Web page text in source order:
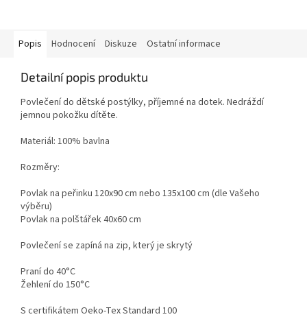
Popis Hodnocení Diskuze Ostatní informace
Detailní popis produktu
Povlečení do dětské postýlky, příjemné na dotek. Nedráždí
jemnou pokožku dítěte.
Materiál: 100% bavlna
Rozměry:
Povlak na peřinku 120x90 cm nebo 135x100 cm (dle Vašeho
výběru)
Povlak na polštářek 40x60 cm
Povlečení se zapíná na zip, který je skrytý
Praní do 40°C
Žehlení do 150°C
S certifikátem Oeko-Tex Standard 100